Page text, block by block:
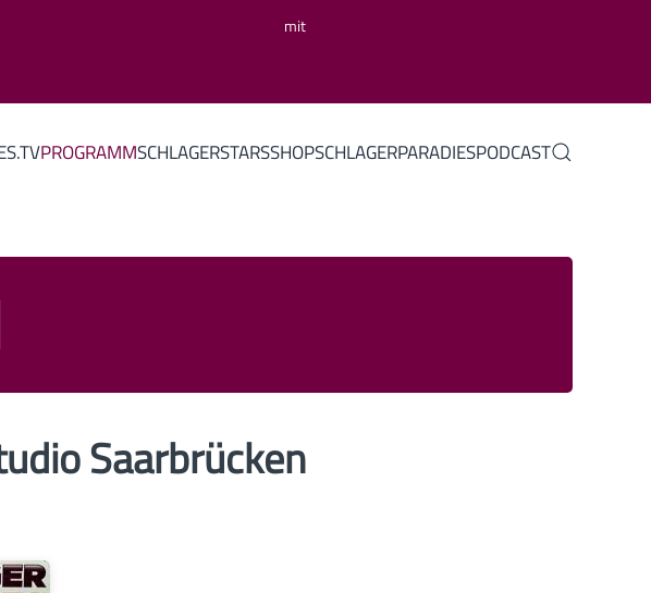
mit
PROGRAMMSCHLAGERSTARSSHOPSCHLAGERPARADIESPODCAST
Saarbrücken